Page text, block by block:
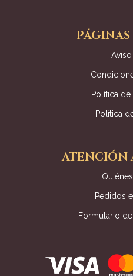
Política
Política
ATENCIÓN
Pedidos
Formulario